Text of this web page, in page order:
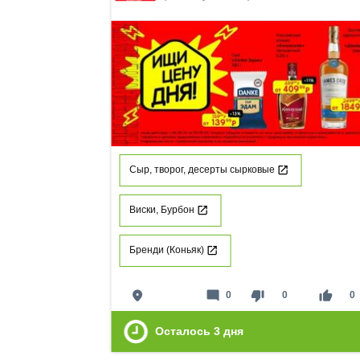
Сыр, творог, десерты сырковые
Виски, Бурбон
Бренди (Коньяк)
place thumb_down 0 thumb_up 0
mode_comment 0
Осталось 3 дня